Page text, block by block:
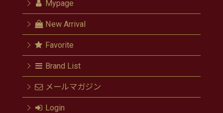
Mypage
New Arrival
Favorite
Brand List
メールマガジン
Login